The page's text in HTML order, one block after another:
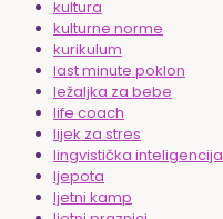
kultura
kulturne norme
kurikulum
last minute poklon
ležaljka za bebe
life coach
lijek za stres
lingvistička inteligencija
ljepota
ljetni kamp